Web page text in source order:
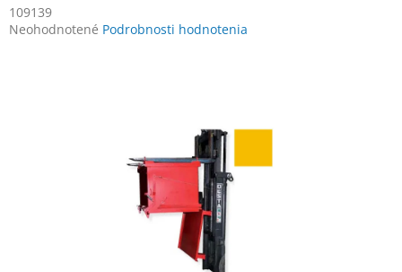
109139
Priemerné
Neohodnotené Podrobnosti hodnotenia